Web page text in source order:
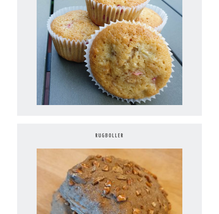
RUGBOLLER